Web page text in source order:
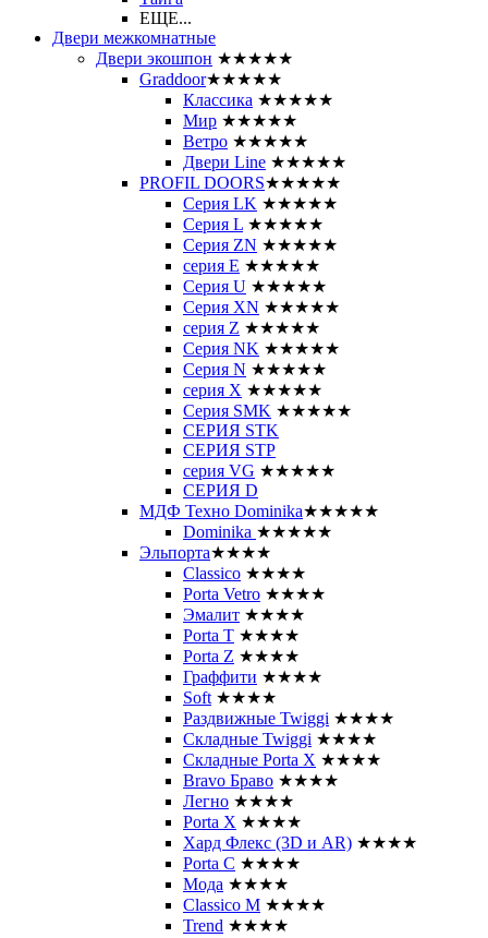
ЕЩЕ...
Двери межкомнатные
Двери экошпон ★★★★★
Graddoor★★★★★
Классика ★★★★★
Мир ★★★★★
Ветро ★★★★★
Двери Line ★★★★★
PROFIL DOORS★★★★★
Серия LK ★★★★★
Серия L ★★★★★
Серия ZN ★★★★★
серия E ★★★★★
Серия U ★★★★★
Серия XN ★★★★★
серия Z ★★★★★
Серия NK ★★★★★
Серия N ★★★★★
серия X ★★★★★
Серия SMK ★★★★★
СЕРИЯ STK
СЕРИЯ STP
серия VG ★★★★★
СЕРИЯ D
МДФ Техно Dominika★★★★★
Dominika ★★★★★
Эльпорта★★★★
Classico ★★★★
Porta Vetro ★★★★
Эмалит ★★★★
Porta T ★★★★
Porta Z ★★★★
Граффити ★★★★
Soft ★★★★
Раздвижные Twiggi ★★★★
Складные Twiggi ★★★★
Складные Porta X ★★★★
Bravo Браво ★★★★
Легно ★★★★
Porta X ★★★★
Хард Флекс (3D и AR) ★★★★
Porta C ★★★★
Мода ★★★★
Classico M ★★★★
Trend ★★★★